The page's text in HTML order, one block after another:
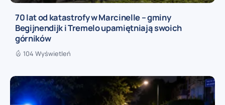
70 lat od katastrofy w Marcinelle – gminy
Begijnendijk i Tremelo upamiętniają swoich
górników
104 Wyświetleń